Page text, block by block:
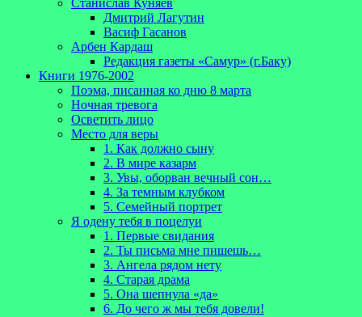
Станислав Куняев
Дмитрий Лагутин
Васиф Гасанов
Арбен Кардаш
Редакция газеты «Самур» (г.Баку)
Книги 1976-2002
Поэма, писанная ко дню 8 марта
Ночная тревога
Осветить лицо
Место для веры
1. Как должно сыну
2. В мире казарм
3. Увы, оборван вечный сон…
4. За темным клубком
5. Семейный портрет
Я одену тебя в поцелуи
1. Первые свидания
2. Ты письма мне пишешь…
3. Ангела рядом нету
4. Старая драма
5. Она шепнула «да»
6. До чего ж мы тебя довели!